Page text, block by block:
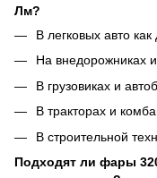
Лм?
В легковых авто
На внедорожниках
В грузовиках и
В тракторах и
В строительной
Подходят ли фары